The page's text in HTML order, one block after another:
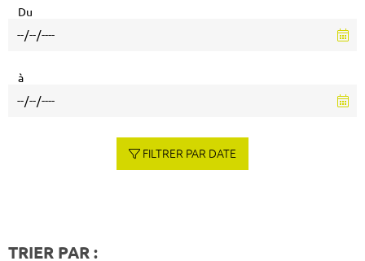
Du
à
FILTRER PAR DATE
TRIER PAR :